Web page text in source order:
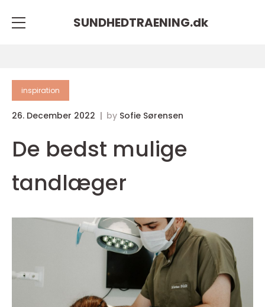
SUNDHEDTRAENING.dk
inspiration
26. December 2022 by Sofie Sørensen
De bedst mulige
tandlæger